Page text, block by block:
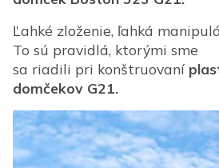
Ľahké zloženie, ľahká
To sú pravidlá, ktorými sme
sa riadili pri konštruovaní
domčekov G21.